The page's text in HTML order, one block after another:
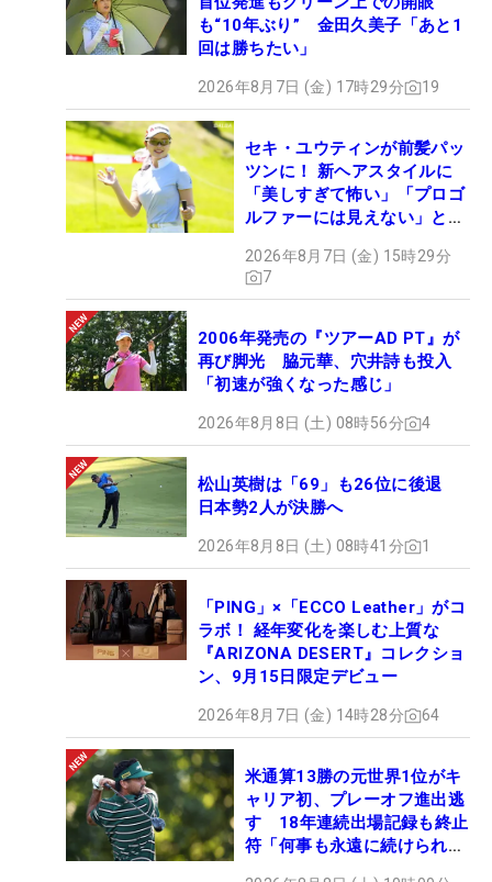
も“10年ぶり” 金田久美子「あと1
回は勝ちたい」
2026年8月7日 (金) 17時29分 19
セキ・ユウティンが前髪パッ
ツンに！ 新ヘアスタイルに
「美しすぎて怖い」「プロゴ
ルファーには見えない」とコ
2026年8月7日 (金) 15時29分
7
2006年発売の『ツアーAD PT』が
再び脚光 脇元華、穴井詩も投入
「初速が強くなった感じ」
2026年8月8日 (土) 08時56分 4
松山英樹は「69」も26位に後退
日本勢2人が決勝へ
2026年8月8日 (土) 08時41分 1
「PING」×「ECCO Leather」がコ
ラボ！ 経年変化を楽しむ上質な
『ARIZONA DESERT』コレクショ
ン、9月15日限定デビュー
2026年8月7日 (金) 14時28分 64
米通算13勝の元世界1位がキ
ャリア初、プレーオフ進出逃
す 18年連続出場記録も終止
符「何事も永遠に続けられな